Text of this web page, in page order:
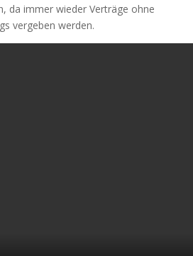
da immer wieder Verträge ohne
vergeben werden.